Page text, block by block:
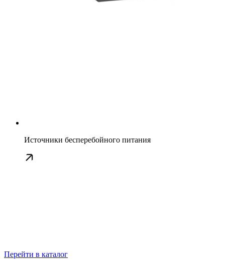
Источники бесперебойного питания
Перейти в каталог